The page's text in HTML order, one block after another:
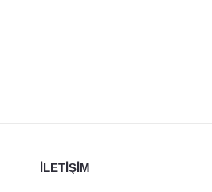
İLETIŞIM